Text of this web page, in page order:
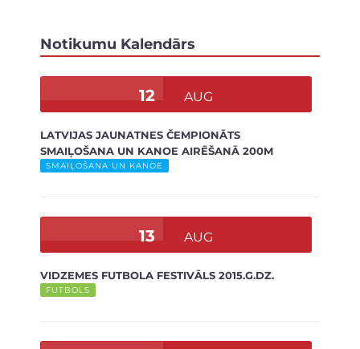
Notikumu Kalendārs
12 AUG
LATVIJAS JAUNATNES ČEMPIONĀTS
SMAIĻOŠANA UN KANOE AIRĒŠANĀ 200M
SMAIĻOŠANA UN KANOE
13 AUG
VIDZEMES FUTBOLA FESTIVĀLS 2015.G.DZ.
FUTBOLS